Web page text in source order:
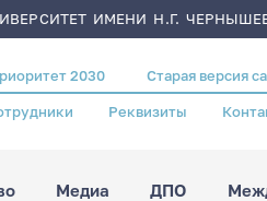
ИМЕНИ Н.Г.
2030 Старая версия
Реквизиты
Медиа ДПО